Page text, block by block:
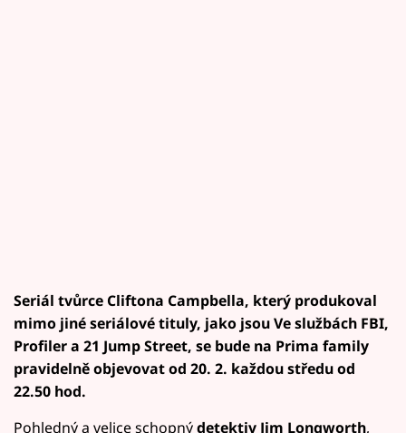
Seriál tvůrce Cliftona Campbella, který produkoval
mimo jiné seriálové tituly, jako jsou Ve službách FBI,
Profiler a 21 Jump Street, se bude na Prima family
pravidelně objevovat od 20. 2. každou středu od
22.50 hod.
Pohledný a velice schopnýdetektiv Jim Longworth,